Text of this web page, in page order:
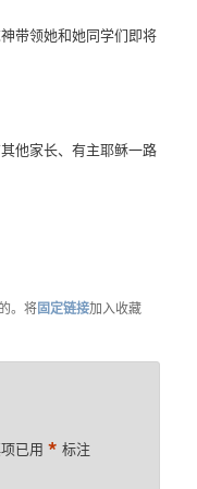
带领她和她同学们即将
他家长、有主耶稣一路
。将固定链接加入收藏
已用* 标注